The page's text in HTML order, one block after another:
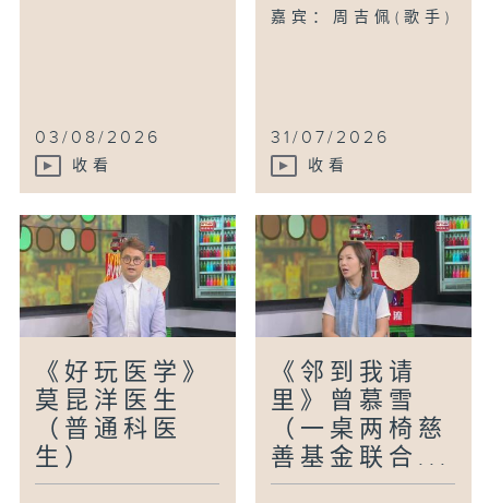
03/08/2026
收看
嘉宾：周吉佩(歌手)
31/07/2026
收看
《好玩医学》
莫昆洋医生
（普通科医
生）
《邻到我请
里》曾慕雪
（一桌两椅慈
善基金联合...